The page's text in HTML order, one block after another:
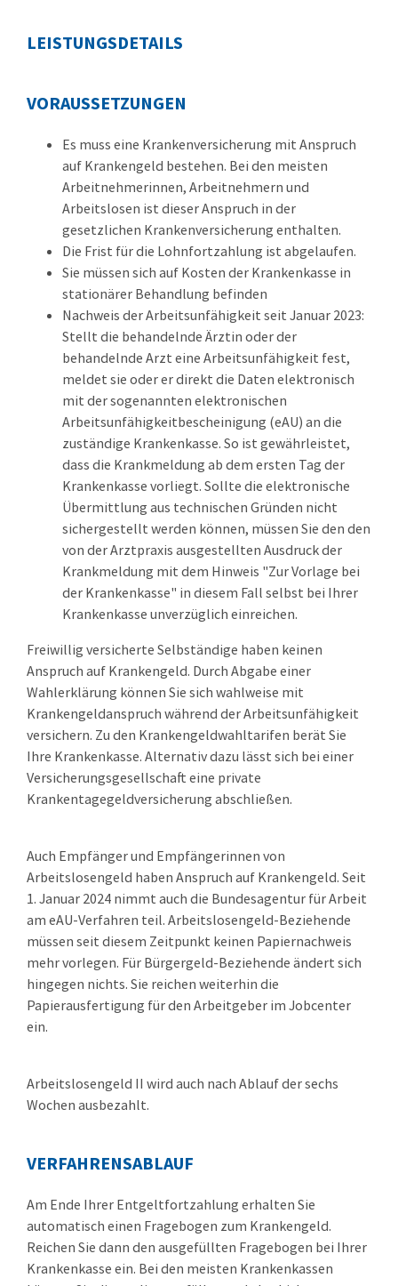
LEISTUNGSDETAILS
VORAUSSETZUNGEN
Es muss eine Krankenversicherung mit Anspruch
auf Krankengeld bestehen. Bei den meisten
Arbeitnehmerinnen, Arbeitnehmern und
Arbeitslosen ist dieser Anspruch in der
gesetzlichen Krankenversicherung enthalten.
Die Frist für die Lohnfortzahlung ist abgelaufen.
Sie müssen sich auf Kosten der Krankenkasse in
stationärer Behandlung befinden
Nachweis der Arbeitsunfähigkeit seit Januar 2023:
Stellt die behandelnde Ärztin oder der
behandelnde Arzt eine Arbeitsunfähigkeit fest,
meldet sie oder er direkt die Daten elektronisch
mit der sogenannten elektronischen
Arbeitsunfähigkeitbescheinigung (eAU) an die
zuständige Krankenkasse. So ist gewährleistet,
dass die Krankmeldung ab dem ersten Tag der
Krankenkasse vorliegt. Sollte die elektronische
Übermittlung aus technischen Gründen nicht
sichergestellt werden können, müssen Sie den den
von der Arztpraxis ausgestellten Ausdruck der
Krankmeldung mit dem Hinweis "Zur Vorlage bei
der Krankenkasse" in diesem Fall selbst bei Ihrer
Krankenkasse unverzüglich einreichen.
Freiwillig versicherte Selbständige haben keinen
Anspruch auf Krankengeld. Durch Abgabe einer
Wahlerklärung können Sie sich wahlweise mit
Krankengeldanspruch während der Arbeitsunfähigkeit
versichern. Zu den Krankengeldwahltarifen berät Sie
Ihre Krankenkasse. Alternativ dazu lässt sich bei einer
Versicherungsgesellschaft eine private
Krankentagegeldversicherung abschließen.
Auch Empfänger und Empfängerinnen von
Arbeitslosengeld haben Anspruch auf Krankengeld. Seit
1. Januar 2024 nimmt auch die Bundesagentur für Arbeit
am eAU-Verfahren teil. Arbeitslosengeld-Beziehende
müssen seit diesem Zeitpunkt keinen Papiernachweis
mehr vorlegen. Für Bürgergeld-Beziehende ändert sich
hingegen nichts. Sie reichen weiterhin die
Papierausfertigung für den Arbeitgeber im Jobcenter
ein.
Arbeitslosengeld II wird auch nach Ablauf der sechs
Wochen ausbezahlt.
VERFAHRENSABLAUF
Am Ende Ihrer Entgeltfortzahlung erhalten Sie
automatisch einen Fragebogen zum Krankengeld.
Reichen Sie dann den ausgefüllten Fragebogen bei Ihrer
Krankenkasse ein. Bei den meisten Krankenkassen